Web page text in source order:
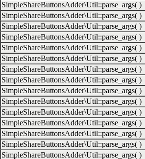
SimpleShareButtonsAdder\Util::parse_args( )
SimpleShareButtonsAdder\Util::parse_args( )
SimpleShareButtonsAdder\Util::parse_args( )
SimpleShareButtonsAdder\Util::parse_args( )
SimpleShareButtonsAdder\Util::parse_args( )
SimpleShareButtonsAdder\Util::parse_args( )
SimpleShareButtonsAdder\Util::parse_args( )
SimpleShareButtonsAdder\Util::parse_args( )
SimpleShareButtonsAdder\Util::parse_args( )
SimpleShareButtonsAdder\Util::parse_args( )
SimpleShareButtonsAdder\Util::parse_args( )
SimpleShareButtonsAdder\Util::parse_args( )
SimpleShareButtonsAdder\Util::parse_args( )
SimpleShareButtonsAdder\Util::parse_args( )
SimpleShareButtonsAdder\Util::parse_args( )